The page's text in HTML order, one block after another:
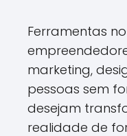
Ferramentas
marketing,
pessoas sem
desejam
realidade de